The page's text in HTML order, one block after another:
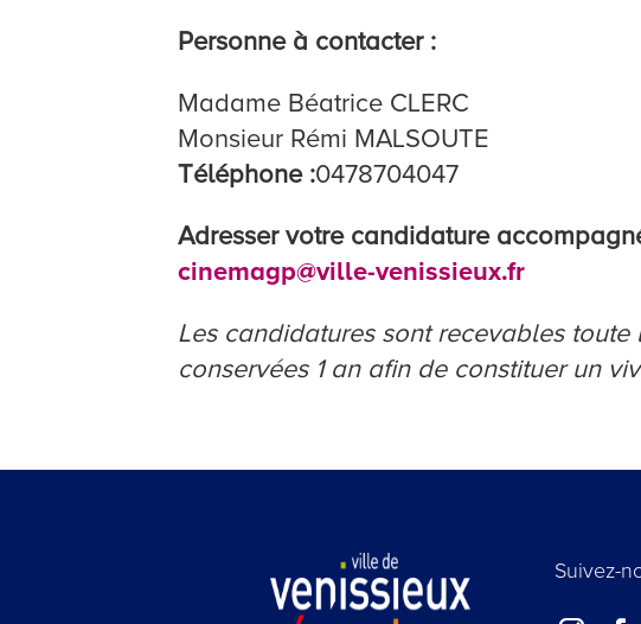
Personne à contacter :
Madame Béatrice CLERC
Monsieur Rémi MALSOUTE
Téléphone :0478704047
Adresser votre candidature
cinemagp@ville-venissieux.fr
Les candidatures sont recevables toute
conservées 1 an afin de constituer un
Suivez-